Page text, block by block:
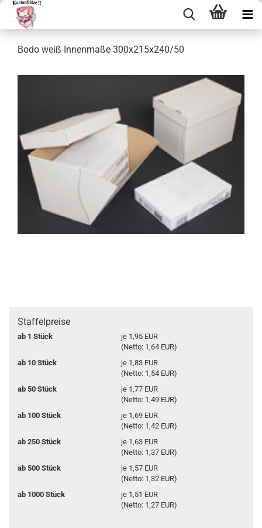
Bodo weiß In­nen­ma­ße 300x215x240/50
Staffelpreise
ab 1 Stück
je 1,95 EUR
(Netto: 1,64 EUR)
ab 10 Stück
je 1,83 EUR
(Netto: 1,54 EUR)
ab 50 Stück
je 1,77 EUR
(Netto: 1,49 EUR)
ab 100 Stück
je 1,69 EUR
(Netto: 1,42 EUR)
ab 250 Stück
je 1,63 EUR
(Netto: 1,37 EUR)
ab 500 Stück
je 1,57 EUR
(Netto: 1,32 EUR)
ab 1000 Stück
je 1,51 EUR
(Netto: 1,27 EUR)